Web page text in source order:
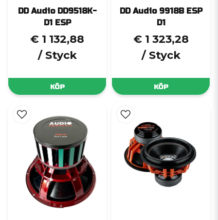
DD Audio DD9518K-
D1 ESP
€ 1 132,88
/ Styck
KÖP
DD Audio 9918B ESP
D1
€ 1 323,28
/ Styck
KÖP